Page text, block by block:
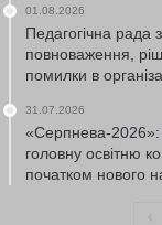
01.08.2026
Педагогічна рада
повноваження,
помилки в
31.07.2026
«Серпнева-
головну освітню
початком нового